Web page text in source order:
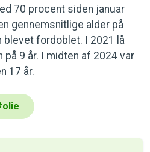
70 procent siden januar
gennemsnitlige alder på
fordoblet. I 2021 lå
9 år. I midten af 2024 var
17 år.
olie